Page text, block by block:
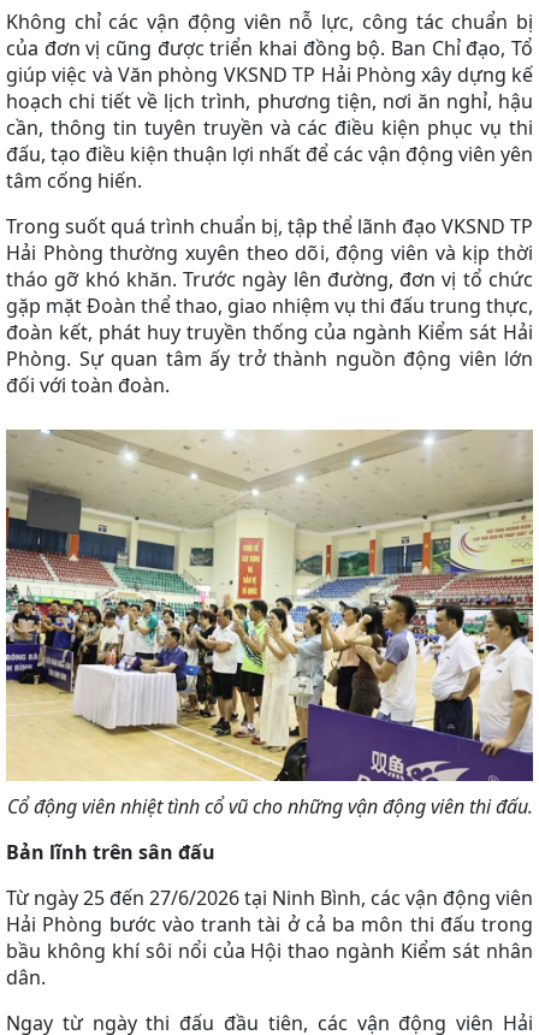
Không chỉ các vận động viên nỗ lực, công tác chuẩn bị
của đơn vị cũng được triển khai đồng bộ. Ban Chỉ đạo, Tổ
giúp việc và Văn phòng VKSND TP Hải Phòng xây dựng kế
hoạch chi tiết về lịch trình, phương tiện, nơi ăn nghỉ, hậu
cần, thông tin tuyên truyền và các điều kiện phục vụ thi
đấu, tạo điều kiện thuận lợi nhất để các vận động viên yên
tâm cống hiến.
Trong suốt quá trình chuẩn bị, tập thể lãnh đạo VKSND TP
Hải Phòng thường xuyên theo dõi, động viên và kịp thời
tháo gỡ khó khăn. Trước ngày lên đường, đơn vị tổ chức
gặp mặt Đoàn thể thao, giao nhiệm vụ thi đấu trung thực,
đoàn kết, phát huy truyền thống của ngành Kiểm sát Hải
Phòng. Sự quan tâm ấy trở thành nguồn động viên lớn
đối với toàn đoàn.
Cổ động viên nhiệt tình cổ vũ cho những vận động viên thi đấu.
Bản lĩnh trên sân đấu
Từ ngày 25 đến 27/6/2026 tại Ninh Bình, các vận động viên
Hải Phòng bước vào tranh tài ở cả ba môn thi đấu trong
bầu không khí sôi nổi của Hội thao ngành Kiểm sát nhân
dân.
Ngay từ ngày thi đấu đầu tiên, các vận động viên Hải